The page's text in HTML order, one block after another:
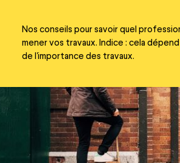
Nos conseils pour savoir quel
mener vos travaux. Indice : cela
de l'importance des travaux.